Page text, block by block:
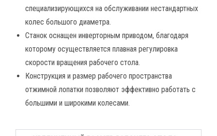
специализирующихся на обслуживании нестандартных
колес большого диаметра.
Станок оснащен инверторным приводом, благодаря
которому осуществляется плавная регулировка
скорости вращения рабочего стола.
Конструкция и размер рабочего пространства
отжимной лопатки позволяют эффективно работать с
большими и широкими колесами.